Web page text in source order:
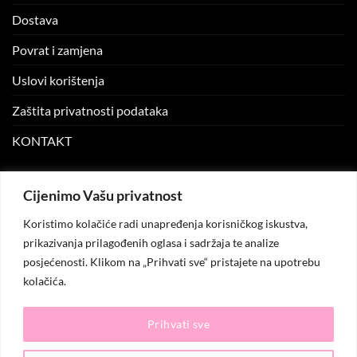
Cijenimo Vašu privatnost
Koristimo kolačiće radi unapređenja korisničkog iskustva,
prikazivanja prilagođenih oglasa i sadržaja te analize
posjećenosti. Klikom na „Prihvati sve“ pristajete na upotrebu
kolačića.
Prihvati sve
Dostava
Povrat i zamjena
Uslovi korištenja
Zaštita privatnosti podataka
KONTAKT
Moj nalog
Moje narudžbe
© 2026KO.MODA. Sva prava zadržana.